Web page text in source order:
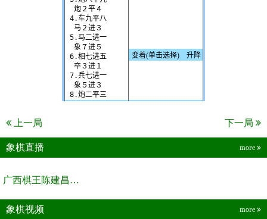
上一局 下一局
象棋直播 more
广西棋王陈建昌直播间
象棋视频 more